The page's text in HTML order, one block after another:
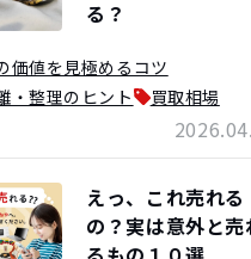
る？
価値を見極めるコツ
・整理のヒント
買取相場
えっ、これ売れる
の？実は意外と売